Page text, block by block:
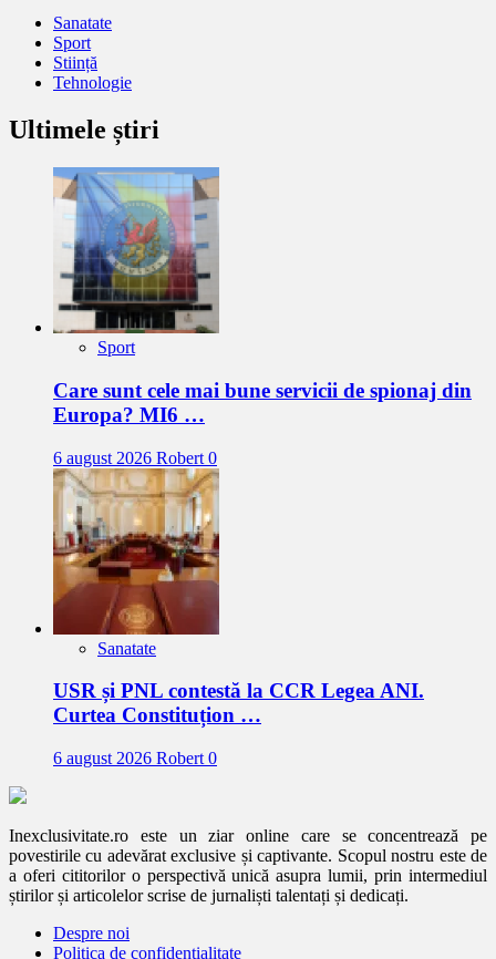
Sanatate
Sport
Stiință
Tehnologie
Ultimele știri
Sport
Care sunt cele mai bune servicii de spionaj din
Europa? MI6 …
6 august 2026 Robert 0
Sanatate
USR și PNL contestă la CCR Legea ANI.
Curtea Constituțion …
6 august 2026 Robert 0
Inexclusivitate.ro este un ziar online care se concentrează pe
povestirile cu adevărat exclusive și captivante. Scopul nostru este de
a oferi cititorilor o perspectivă unică asupra lumii, prin intermediul
știrilor și articolelor scrise de jurnaliști talentați și dedicați.
Despre noi
Politica de confidentialitate